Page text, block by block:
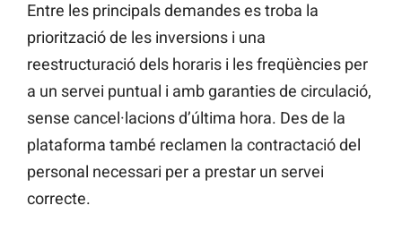
Entre les principals demandes es troba la
priorització de les inversions i una
reestructuració dels horaris i les freqüències per
a un servei puntual i amb garanties de circulació,
sense cancel·lacions d’última hora. Des de la
plataforma també reclamen la contractació del
personal necessari per a prestar un servei
correcte.